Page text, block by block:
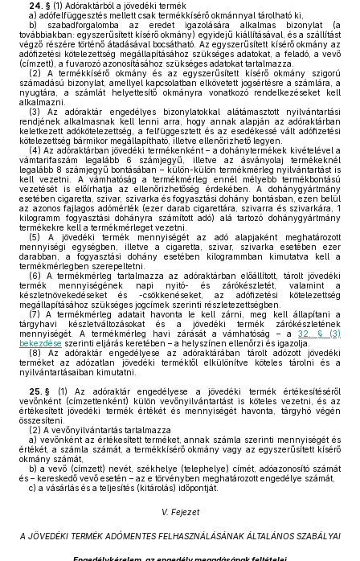
24. § (1) Adóraktárból a jövedéki termék
a) adófelfüggesztés mellett csak termékkísérő okmánnyal tárolható ki,
b) szabadforgalomba az eredet igazolására alkalmas bizonylat (a
továbbiakban: egyszerűsített kísérő okmány) egyidejű kiállításával, és a szállítást
végző részére történő átadásával bocsátható. Az egyszerűsített kísérő okmány az
adófizetési kötelezettség megállapításához szükséges adatokat, a feladó, a vevő
(címzett), a fuvarozó azonosításához szükséges adatokat tartalmazza.
(2) A termékkísérő okmány és az egyszerűsített kísérő okmány szigorú
számadású bizonylat, amellyel kapcsolatban elkövetett jogsértésre a számlára, a
nyugtára, a számlát helyettesítő okmányra vonatkozó rendelkezéseket kell
alkalmazni.
(3) Az adóraktár engedélyes bizonylatokkal alátámasztott nyilvántartási
rendjének alkalmasnak kell lenni arra, hogy annak alapján az adóraktárban
keletkezett adókötelezettség, a felfüggesztett és az esedékessé vált adófizetési
kötelezettség bármikor megállapítható, illetve ellenőrizhető legyen.
(4) Az adóraktárban jövedéki termékenként – a dohánytermékek kivételével a
vámtarifaszám legalább 6 számjegyű, illetve az ásványolaj termékeknél
legalább 8 számjegyű bontásában – külön-külön termékmérleg nyilvántartást is
kell vezetni. A vámhatóság a termékmérleg ennél mélyebb termékbontású
vezetését is előírhatja az ellenőrizhetőség érdekében. A dohánygyártmány
esetében cigaretta, szivar, szivarka és fogyasztási dohány bontásban, ezen belül
az azonos fajlagos adómérték (ezer darab cigarettára, szivarra és szivarkára, 1
kilogramm fogyasztási dohányra számított adó) alá tartozó dohánygyártmány
termékekre kell a termékmérleget vezetni.
(5) A jövedéki termék mennyiségét az adó alapjaként meghatározott
mennyiségi egységben, illetve a cigaretta, szivar, szivarka esetében ezer
darabban, a fogyasztási dohány esetében kilogrammban kimutatva kell a
termékmérlegben szerepeltetni.
(6) A termékmérleg tartalmazza az adóraktárban előállított, tárolt jövedéki
termék mennyiségének napi nyitó- és zárókészletét, valamint a
készletnövekedéseket és -csökkenéseket, az adófizetési kötelezettség
megállapításához szükséges jogcímek szerinti részletezettségben.
(7) A termékmérleg adatait havonta le kell zárni, meg kell állapítani a
tárgyhavi készletváltozásokat és a jövedéki termék zárókészletének
mennyiségét. A termékmérleg havi zárását a vámhatóság – a32. § (3)
bekezdése szerinti eljárás keretében – a helyszínen ellenőrzi és igazolja.
(8) Az adóraktár engedélyese az adóraktárában tárolt adózott jövedéki
terméket az adózatlan jövedéki terméktől elkülönítve köteles tárolni és a
nyilvántartásaiban kimutatni.
25. § (1) Az adóraktár engedélyese a jövedéki termék értékesítéséről
vevőnként (címzettenként) külön vevőnyilvántartást is köteles vezetni, és az
értékesített jövedéki termék értékét és mennyiségét havonta, tárgyhó végén
összesíteni.
(2) A vevőnyilvántartás tartalmazza
a) vevőnként az értékesített terméket, annak számla szerinti mennyiségét és
értékét, a számla számát, a termékkísérő okmány vagy az egyszerűsített kísérő
okmány számát,
b) a vevő (címzett) nevét, székhelye (telephelye) címét, adóazonosító számát
és – kereskedő vevő esetén – az e törvényben meghatározott engedélye számát,
c) a vásárlás és a teljesítés (kitárolás) időpontját.
V. Fejezet
A JÖVEDÉKI TERMÉK ADÓMENTES FELHASZNÁLÁSÁNAK ÁLTALÁNOS SZABÁLYAI